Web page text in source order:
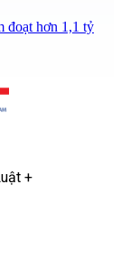
đoạt hơn 1,1 tỷ
+